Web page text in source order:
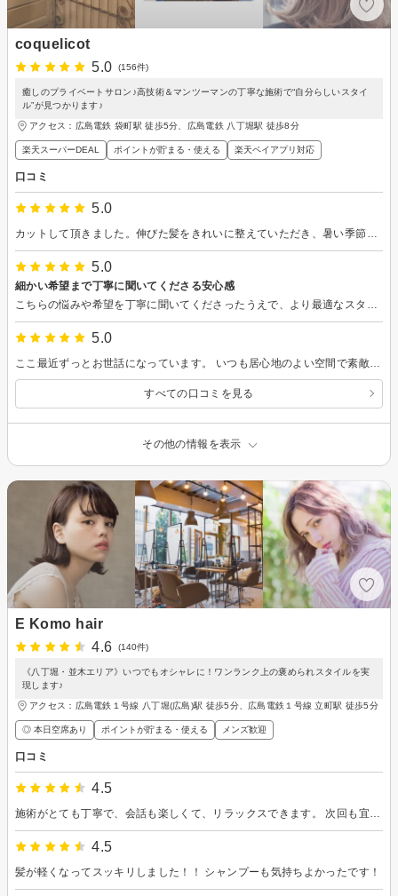
coquelicot
5.0
(156件)
癒しのプライベートサロン♪高技術＆マンツーマンの丁寧な施術で“自分らしいスタイ
ル”が見つかります♪
アクセス：広島電鉄 袋町駅 徒歩5分、広島電鉄 八丁堀駅 徒歩8分
楽天スーパーDEAL ポイントが貯まる・使える 楽天ペイアプリ対応
口コミ
5.0
5.0
細かい希望まで丁寧に聞いてくださる安心感
5.0
ここ最近ずっとお世話になっています。 いつも居心地のよい空間で素敵な髪型にしていただけます(^^)
すべての口コミを見る
その他の情報を表示
E Komo hair
4.6
(140件)
《八丁堀・並木エリア》いつでもオシャレに！ワンランク上の褒められスタイルを実
現します♪
アクセス：広島電鉄１号線 八丁堀(広島)駅 徒歩5分、広島電鉄１号線 立町駅 徒歩5分
◎ 本日空席あり ポイントが貯まる・使える メンズ歓迎
口コミ
4.5
4.5
髪が軽くなってスッキリしました！！ シャンプーも気持ちよかったです！